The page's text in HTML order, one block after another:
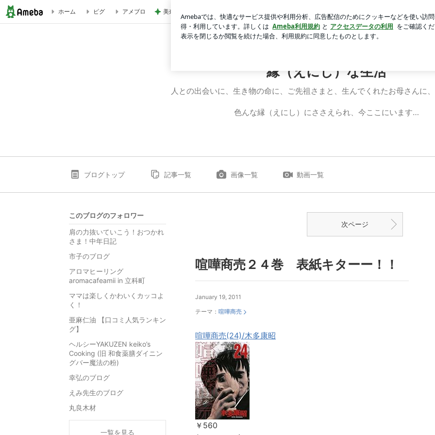
ホーム ピグ アメブロ 美奈代の夫 兄妹の癒やしの時間 ログ
縁（えにし）な生活
人との出会いに、生き物の命に、ご先祖さまと、生んでくれたお母さんに、
色んな縁（えにし）にささえられ、今ここにいます…
ブログトップ 記事一覧 画像一覧 動画一覧
次ページ
喧嘩商売２４巻 表紙キターー！！
January 19, 2011
テーマ： 喧嘩商売
喧嘩商売(24)/木多康昭
￥560
このブログのフォロワー
肩の力抜いていこう！おつかれ
さま！中年日記
市子のブログ
アロマヒーリング
aromacafeamii in 立科町
ママは楽しくかわいくカッコよ
く！
亜麻仁油 【口コミ人気ランキン
グ】
ヘルシーYAKUZEN keiko’s
Cooking (旧 和食薬膳ダイニン
グバー魔法の粉)
幸弘のブログ
えみ先生のブログ
丸良木材
一覧を見る